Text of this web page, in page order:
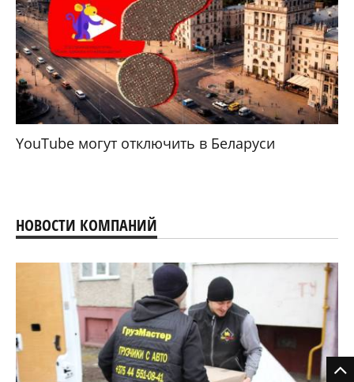
YouTube могут отключить в Беларуси
НОВОСТИ КОМПАНИЙ